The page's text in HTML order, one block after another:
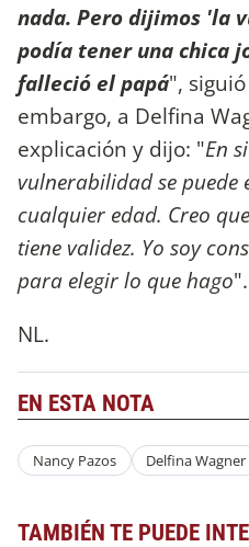
nada. Pero dijimos 'la
podía tener una chica
falleció el papá",
embargo, a Delfina
explicación y dijo: "En
vulnerabilidad se
cualquier edad. Creo
tiene validez. Yo soy
para elegir lo que hago".
NL.
EN ESTA NOTA
Nancy Pazos Delfina Wagner
TAMBIÉN TE PUEDE